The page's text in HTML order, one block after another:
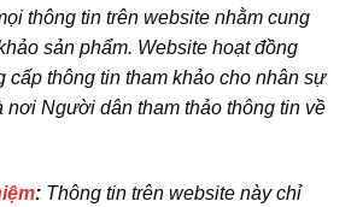
thông tin trên website nhằm cung
sản phẩm. Website hoạt đồng
cấp thông tin tham khảo cho nhân sự
nơi Người dân tham thảo thông tin về
: Thông tin trên website này chỉ